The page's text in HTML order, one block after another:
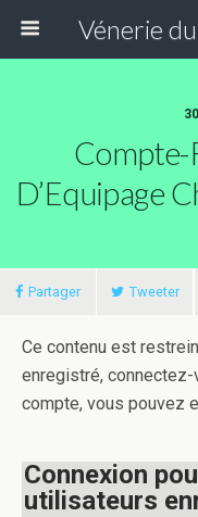
D’Equipage
Partager Tweeter
Ce contenu est
enregistré, connectez-
compte, vous pouvez
Connexion
utilisateurs